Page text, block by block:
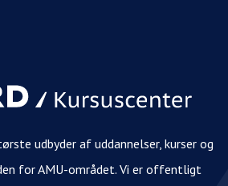
udbyder af uddannelser, kurser og
for AMU-området. Vi er offentligt